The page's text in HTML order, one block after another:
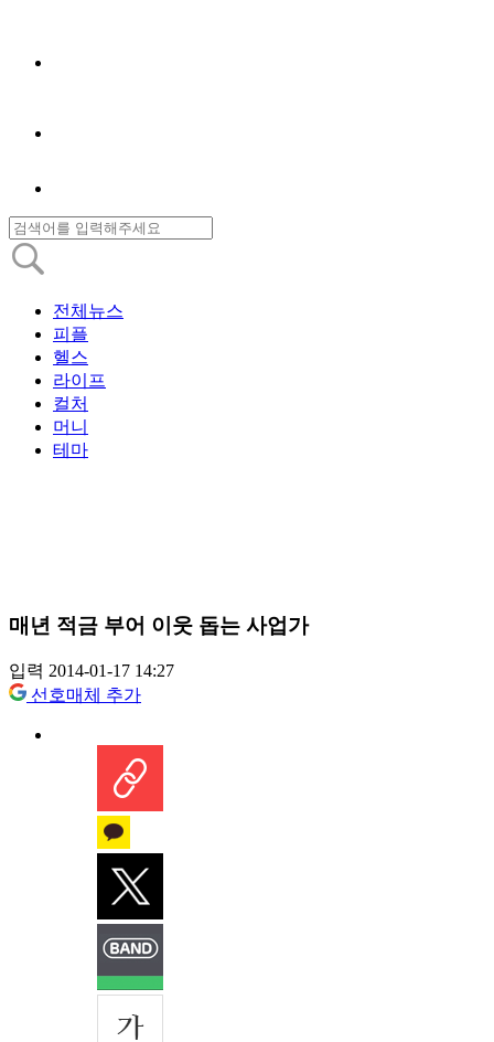
전체뉴스
피플
헬스
라이프
컬처
머니
테마
매년 적금 부어 이웃 돕는 사업가
입력 2014-01-17 14:27
선호매체 추가